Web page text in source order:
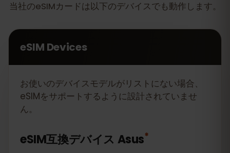
当社のeSIMカードは以下のデバイスでも動作します。
eSIM Devices
お使いのデバイスモデルがリストにない場合、
eSIMをサポートするように設計されていませ
ん。
eSIM互換デバイス Asus*